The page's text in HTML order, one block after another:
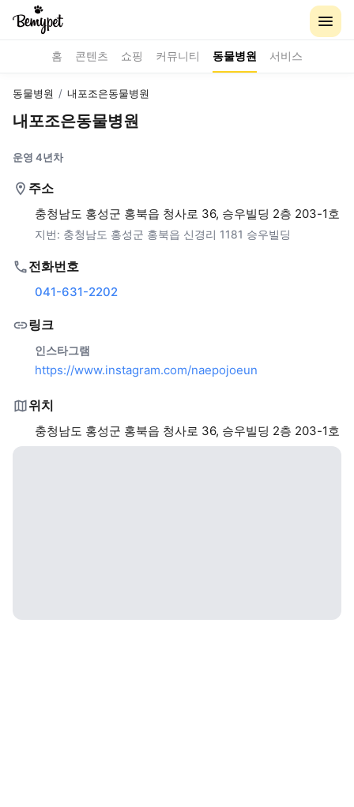
홈 콘텐츠 쇼핑 커뮤니티 동물병원 서비스
동물병원 / 내포조은동물병원
내포조은동물병원
운영 4년차
주소
충청남도 홍성군 홍북읍 청사로 36, 승우빌딩 2층 203-1호
지번: 충청남도 홍성군 홍북읍 신경리 1181 승우빌딩
전화번호
041-631-2202
링크
인스타그램
https://www.instagram.com/naepojoeun
위치
충청남도 홍성군 홍북읍 청사로 36, 승우빌딩 2층 203-1호